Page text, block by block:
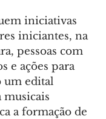
iniciativas
iniciantes, na
pessoas com
e ações para
um edital
musicais
a formação de